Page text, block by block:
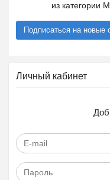
из категории
Подписаться на новые
Личный кабинет